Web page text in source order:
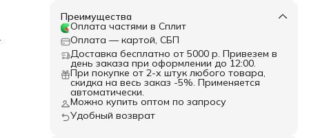
Преимущества
Оплата частями в Сплит
Оплата — картой, СБП
Доставка бесплатно от 5000 р. Привезем в
день заказа при оформлении до 12:00.
При покупке от 2-х штук любого товара,
скидка на весь заказ -5%. Применяется
автоматически.
Можно купить оптом по запросу
Удобный возврат